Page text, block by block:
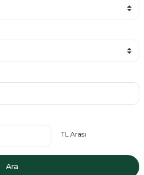
TL Arası
Ara